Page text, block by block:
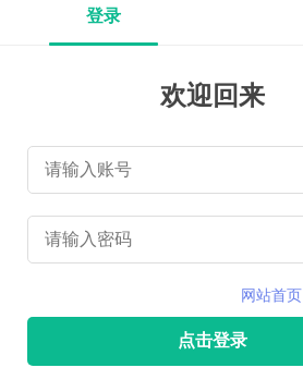
登录
欢迎回来
网站首页
点击登录